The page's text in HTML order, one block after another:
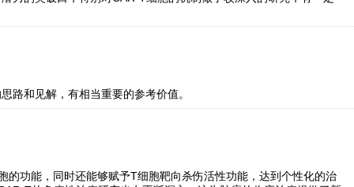
路和见解，有相当重要的参考价值。
功能，同时还能够赋予T细胞靶向杀伤活性功能，达到个性化的治